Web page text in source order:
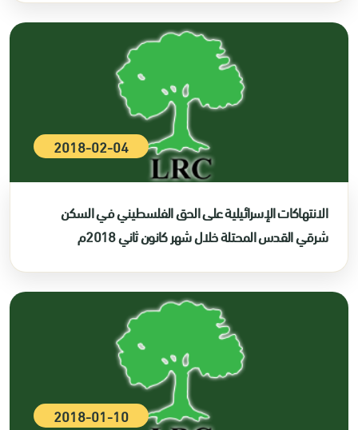
2018-02-04
الانتهاكات الإسرائيلية على الحق الفلسطيني في السكن
شرقي القدس المحتلة خلال شهر كانون ثاني 2018م
2018-01-10